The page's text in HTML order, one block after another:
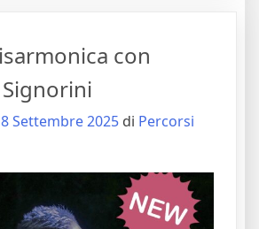
con
Settembre 2025 di Percorsi